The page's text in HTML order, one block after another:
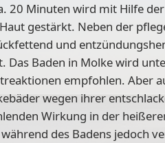
20 Minuten wird mit Hilfe
gestärkt. Neben der
und
Baden in Molke wird
empfohlen. Aber
wegen ihrer
Wirkung in der
des Badens jedoch